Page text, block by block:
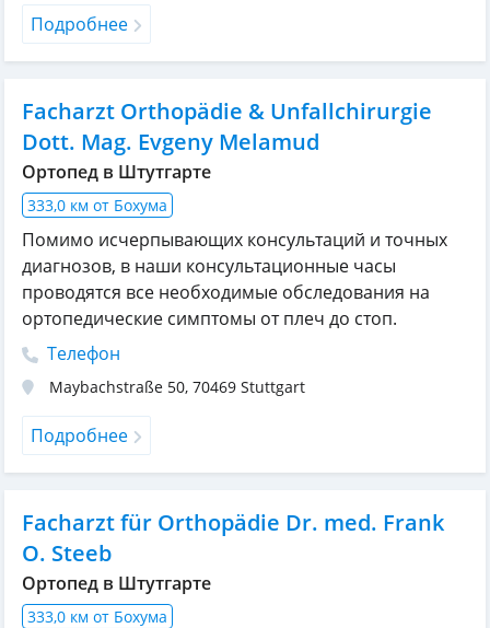
Подробнее
Facharzt Orthopädie & Unfallchirurgie
Dott. Mag. Evgeny Melamud
Ортопед в Штутгарте
333,0 км от Бохума
Помимо исчерпывающих консультаций и точных
диагнозов, в наши консультационные часы
проводятся все необходимые обследования на
ортопедические симптомы от плеч до стоп.
Телефон
Maybachstraße 50, 70469 Stuttgart
Подробнее
Facharzt für Orthopädie Dr. med. Frank
O. Steeb
Ортопед в Штутгарте
333,0 км от Бохума